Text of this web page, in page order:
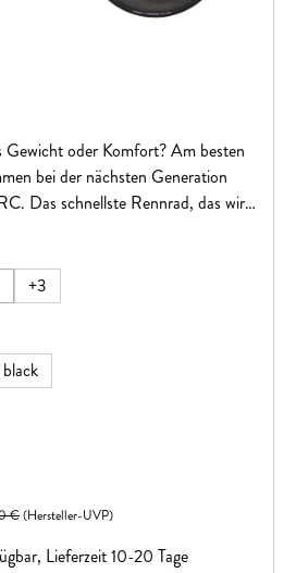
Gewicht oder Komfort? Am besten
bei der nächsten Generation
Das schnellste Rennrad, das wir
immer vorne mit dabei sind und
Win Every Ride.Hinweis:
ohne vorherige Ankündigung
nicht verfügbar.)
ist zurzeit nicht verfügbar.)
Option ist zurzeit nicht verfügbar.)
+3
€(Hersteller-UVP)
Lieferzeit 10-20 Tage